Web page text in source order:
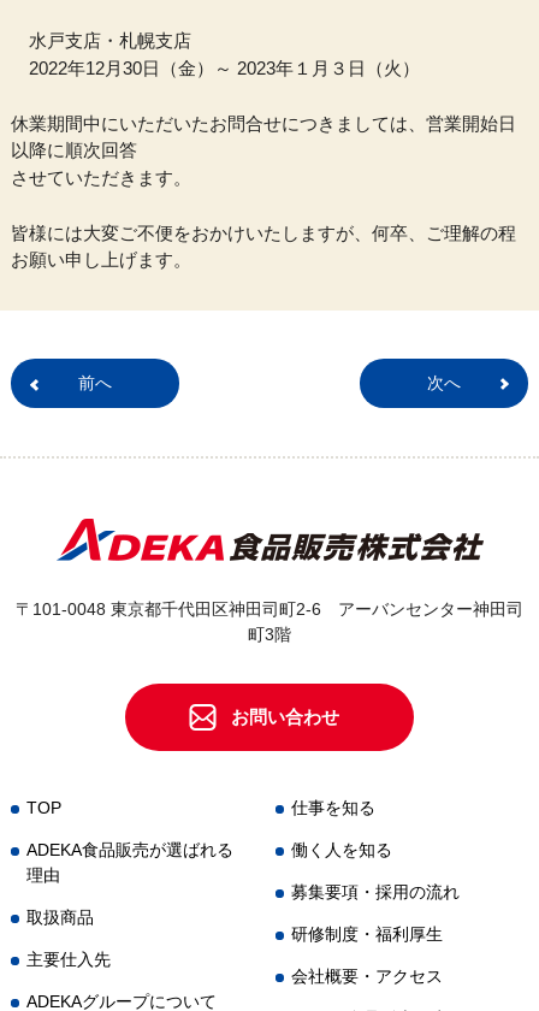
水戸支店・札幌支店
2022年12月30日（金）～ 2023年１月３日（火）
休業期間中にいただいたお問合せにつきましては、営業開始日
以降に順次回答
させていただきます。
皆様には大変ご不便をおかけいたしますが、何卒、ご理解の程
お願い申し上げます。
前へ 次へ
〒101-0048 東京都千代田区神田司町2-6 アーバンセンター神田司
町3階
お問い合わせ
TOP
ADEKA食品販売が選ばれる
理由
取扱商品
主要仕入先
ADEKAグループについて
仕事を知る
働く人を知る
募集要項・採用の流れ
研修制度・福利厚生
会社概要・アクセス